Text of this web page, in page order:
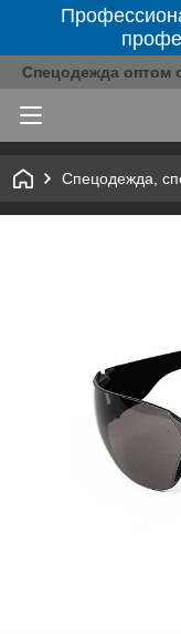
Спецодежда оптом
Спецодежда,